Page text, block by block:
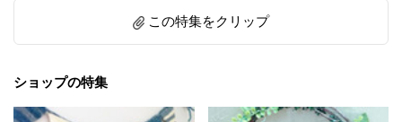
この特集をクリップ
ショップの特集